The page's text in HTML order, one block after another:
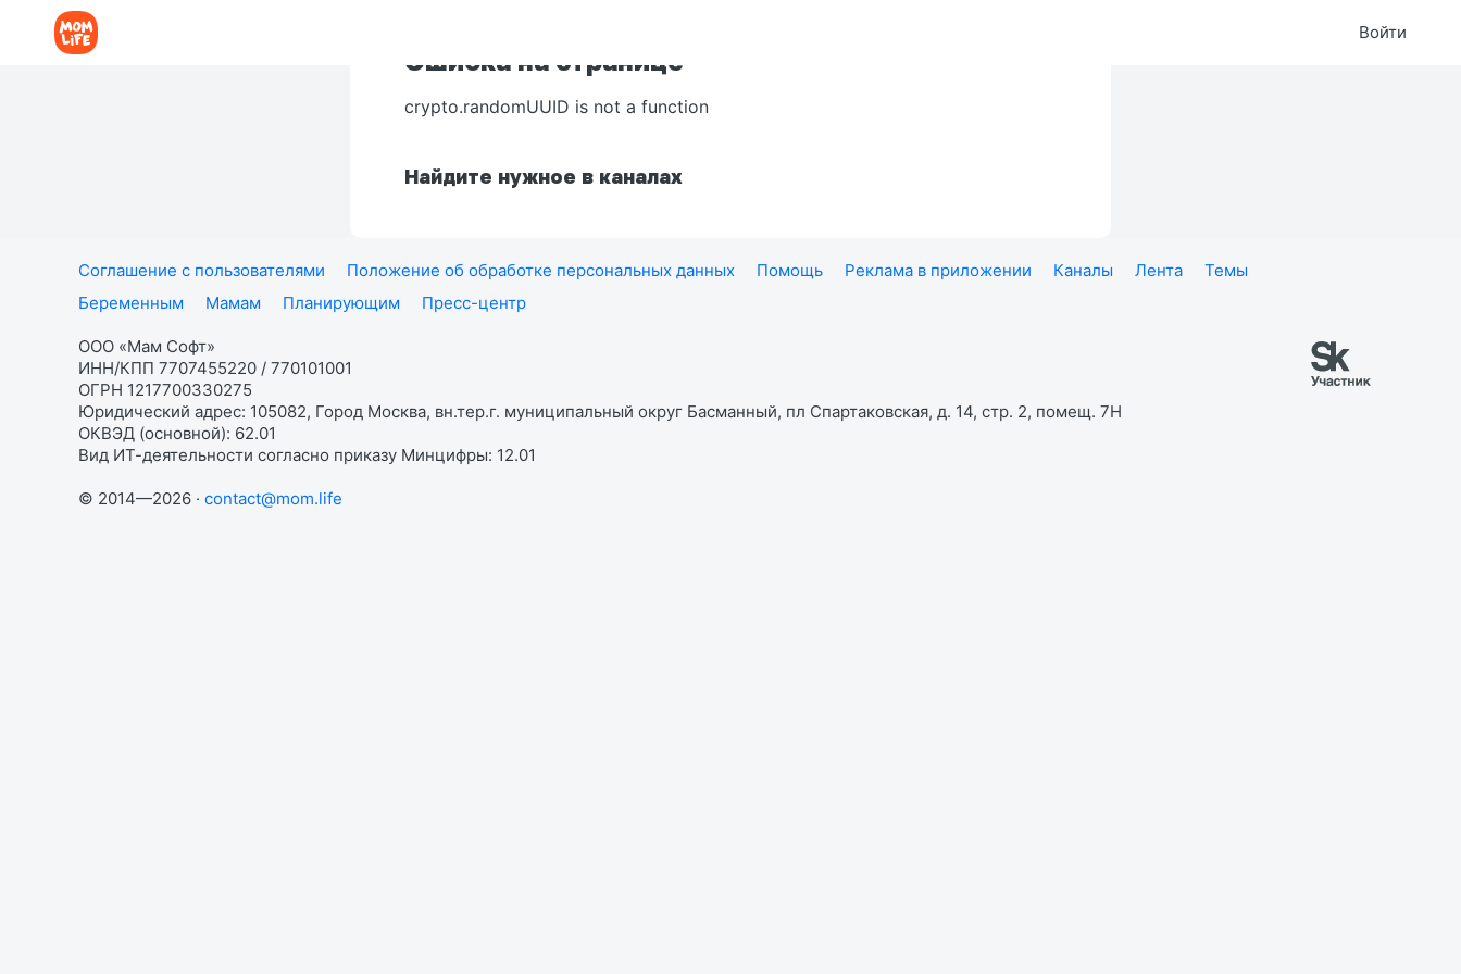
Войти
Ошибка на странице
crypto.randomUUID is not a function
Найдите нужное в каналах
Соглашение с пользователями Положение об обработке персональных данных Помощь Реклама в приложении Каналы Лента
Темы
Беременным
Мамам Планирующим Пресс-центр
ООО «Мам Софт»
ИНН/КПП 7707455220 / 770101001
ОГРН 1217700330275
Юридический адрес: 105082, Город Москва, вн.тер.г. муниципальный округ Басманный, пл Спартаковская, д. 14, стр. 2, помещ. 7Н
ОКВЭД (основной): 62.01
Вид ИТ-деятельности согласно приказу Минцифры: 12.01
© 2014—2026 · contact@mom.life